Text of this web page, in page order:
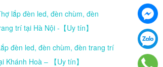
lắp đèn led, đèn chùm, đèn
trí tại Hà Nội -【Uy tín】
đèn led, đèn chùm, đèn trang trí
Khánh Hoà – 【Uy tín】